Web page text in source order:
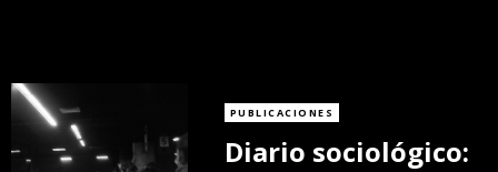
PUBLICACIONES
Diario sociológico: